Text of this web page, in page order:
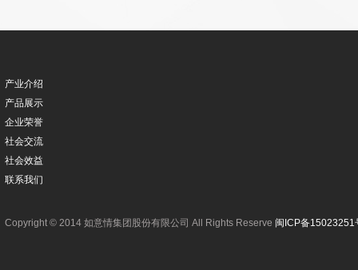
产业介绍
产品展示
企业荣誉
社会交流
社会效益
联系我们
Copyright © 2014 如意情集团股份有限公司 All Rights Reserve 闽ICP备15023251